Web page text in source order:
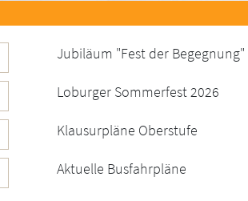
Jubiläum "Fest der Begegnung"
Loburger Sommerfest 2026
Klausurpläne Oberstufe
Aktuelle Busfahrpläne